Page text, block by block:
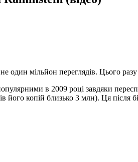
мільйон переглядів. Цього разу
в 2009 році завдяки
його копій близько 3 млн). Ця після